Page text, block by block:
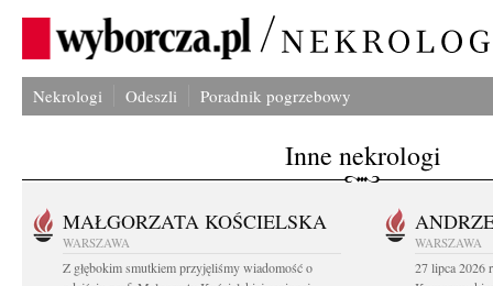
Nekrologi Odeszli Poradnik pogrzebowy
Inne nekrologi
MAŁGORZATA KOŚCIELSKA
WARSZAWA
Z głębokim smutkiem przyjęliśmy wiadomość o
WARSZAWA
27 lipca 2026